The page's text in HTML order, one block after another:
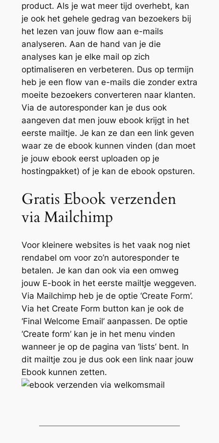
product. Als je wat meer tijd overhebt, kan
je ook het gehele gedrag van bezoekers bij
het lezen van jouw flow aan e-mails
analyseren. Aan de hand van je die
analyses kan je elke mail op zich
optimaliseren en verbeteren. Dus op termijn
heb je een flow van e-mails die zonder extra
moeite bezoekers converteren naar klanten.
Via de autoresponder kan je dus ook
aangeven dat men jouw ebook krijgt in het
eerste mailtje. Je kan ze dan een link geven
waar ze de ebook kunnen vinden (dan moet
je jouw ebook eerst uploaden op je
hostingpakket) of je kan de ebook opsturen.
Gratis Ebook verzenden
via Mailchimp
Voor kleinere websites is het vaak nog niet
rendabel om voor zo’n autoresponder te
betalen. Je kan dan ook via een omweg
jouw E-book in het eerste mailtje weggeven.
Via Mailchimp heb je de optie ‘Create Form’.
Via het Create Form button kan je ook de
‘Final Welcome Email’ aanpassen. De optie
‘Create form’ kan je in het menu vinden
wanneer je op de pagina van ‘lists’ bent. In
dit mailtje zou je dus ook een link naar jouw
Ebook kunnen zetten.